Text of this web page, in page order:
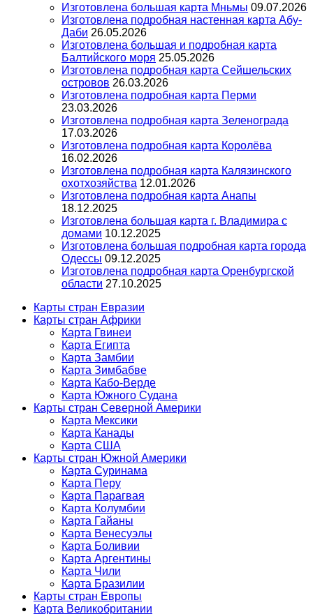
Изготовлена большая карта Мньмы 09.07.2026
Изготовлена подробная настенная карта Абу-
Даби 26.05.2026
Изготовлена большая и подробная карта
Балтийского моря 25.05.2026
Изготовлена подробная карта Сейшельских
островов 26.03.2026
Изготовлена подробная карта Перми
23.03.2026
Изготовлена подробная карта Зеленограда
17.03.2026
Изготовлена подробная карта Королёва
16.02.2026
Изготовлена подробная карта Калязинского
охотхозяйства 12.01.2026
Изготовлена подробная карта Анапы
18.12.2025
Изготовлена большая карта г. Владимира с
домами 10.12.2025
Изготовлена большая подробная карта города
Одессы 09.12.2025
Изготовлена подробная карта Оренбургской
области 27.10.2025
Карты стран Евразии
Карты стран Африки
Карта Гвинеи
Карта Египта
Карта Замбии
Карта Зимбабве
Карта Кабо-Верде
Карта Южного Судана
Карты стран Северной Америки
Карта Мексики
Карта Канады
Карта США
Карты стран Южной Америки
Карта Суринама
Карта Перу
Карта Парагвая
Карта Колумбии
Карта Гайаны
Карта Венесуэлы
Карта Боливии
Карта Аргентины
Карта Чили
Карта Бразилии
Карты стран Европы
Карта Великобритании